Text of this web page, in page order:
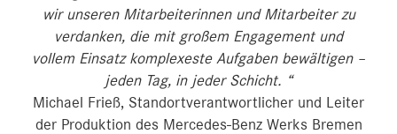
wir unseren Mitarbeiterinnen und Mitarbeiter zu
verdanken, die mit großem Engagement und
vollem Einsatz komplexeste Aufgaben bewältigen –
jeden Tag, in jeder Schicht. “
Michael Frieß, Standortverantwortlicher und Leiter
der Produktion des Mercedes-Benz Werks Bremen